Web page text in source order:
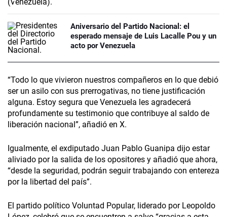
Aniversario del Partido Nacional: el
esperado mensaje de Luis Lacalle Pou y un
acto por Venezuela
“Todo lo que vivieron nuestros compañeros en lo que debió
ser un asilo con sus prerrogativas, no tiene justificación
alguna. Estoy segura que Venezuela les agradecerá
profundamente su testimonio que contribuye al saldo de
liberación nacional”, añadió en X.
Igualmente, el exdiputado Juan Pablo Guanipa dijo estar
aliviado por la salida de los opositores y añadió que ahora,
“desde la seguridad, podrán seguir trabajando con entereza
por la libertad del país”.
El partido político Voluntad Popular, liderado por Leopoldo